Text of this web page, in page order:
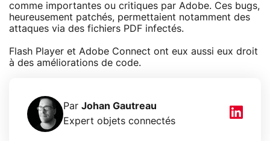
comme importantes ou critiques par Adobe. Ces bugs,
heureusement patchés, permettaient notamment des
attaques via des fichiers PDF infectés.
Flash Player et Adobe Connect ont eux aussi eux droit
à des améliorations de code.
Par Johan Gautreau
Expert objets connectés